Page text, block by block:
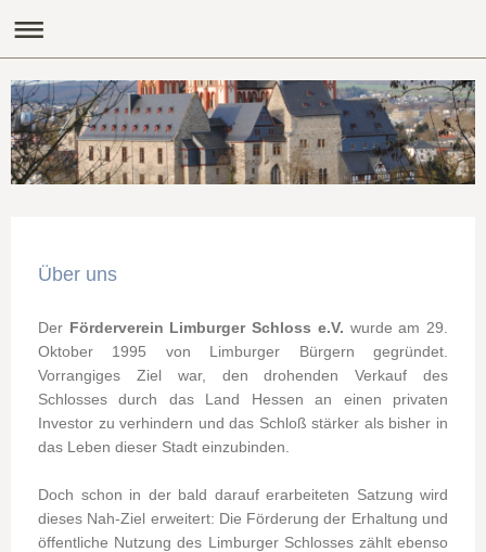
Über uns
Der Förderverein Limburger Schloss e.V. wurde am 29.
Oktober 1995 von Limburger Bürgern gegründet.
Vorrangiges Ziel war, den drohenden Verkauf des
Schlosses durch das Land Hessen an einen privaten
Investor zu verhindern und das Schloß stärker als bisher in
das Leben dieser Stadt einzubinden.
Doch schon in der bald darauf erarbeiteten Satzung wird
dieses Nah-Ziel erweitert: Die Förderung der Erhaltung und
öffentliche Nutzung des Limburger Schlosses zählt ebenso